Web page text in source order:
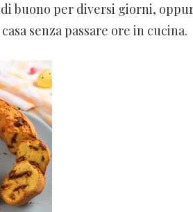
di buono per diversi giorni,
senza passare ore in cucina.